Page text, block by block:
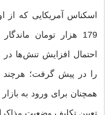
اسکناس آمریکایی که
179 هزار تومان
احتمال افزایش تنش‌ها
را در پیش گرفت؛
همچنان برای ورود به